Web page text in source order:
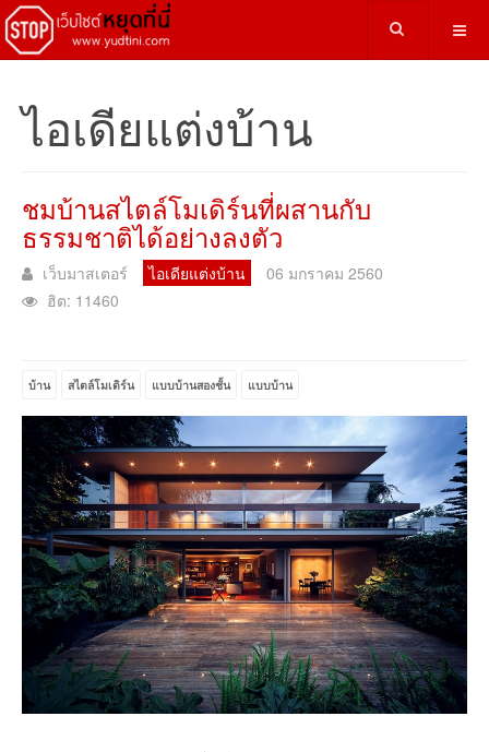
ไอเดียแต่งบ้าน
ชมบ้านสไตล์โมเดิร์นที่ผสานกับ
ธรรมชาติได้อย่างลงตัว
เว็บมาสเตอร์ ไอเดียแต่งบ้าน
06 มกราคม 2560
ฮิต: 11460
บ้าน สไตล์โมเดิร์น แบบบ้านสองชั้น แบบบ้าน